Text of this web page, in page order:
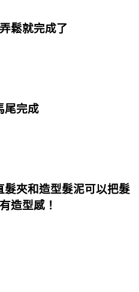
鬆就完成了
尾完成
髮夾和造型髮泥可以把髮
造型感！